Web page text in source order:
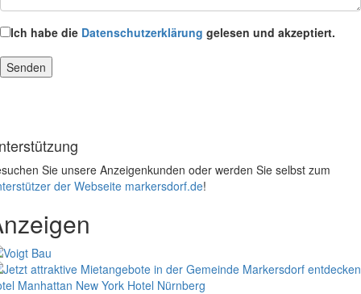
Ich habe die Datenschutzerklärung gelesen und akzeptiert.
Sie unsere Anzeigenkunden oder werden Sie selbst zum
der Webseite markersdorf.de!
Manhattan New York Hotel Nürnberg